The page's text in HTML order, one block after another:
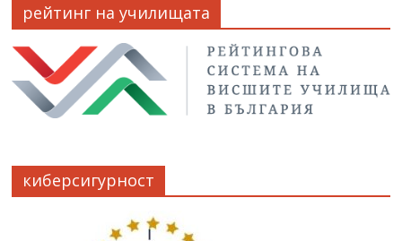
рейтинг на училищата
киберсигурност